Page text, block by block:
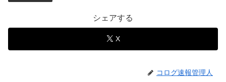
シェアする
X
コログ速報管理人